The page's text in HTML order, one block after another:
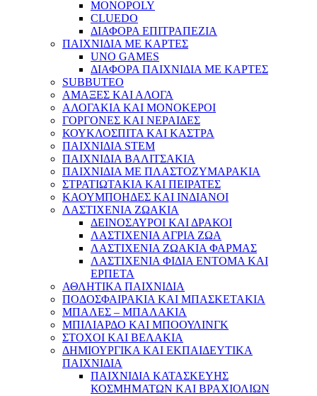
MONOPOLY
CLUEDO
ΔΙΑΦΟΡΑ ΕΠΙΤΡΑΠΕΖΙΑ
ΠΑΙΧΝΙΔΙΑ ΜΕ ΚΑΡΤΕΣ
UNO GAMES
ΔΙΑΦΟΡΑ ΠΑΙΧΝΙΔΙΑ ΜΕ ΚΑΡΤΕΣ
SUBBUTEO
ΑΜΑΞΕΣ ΚΑΙ ΑΛΟΓΑ
ΑΛΟΓΑΚΙΑ ΚΑΙ ΜΟΝΟΚΕΡΟΙ
ΓΟΡΓΟΝΕΣ ΚΑΙ ΝΕΡΑΙΔΕΣ
ΚΟΥΚΛΟΣΠΙΤΑ ΚΑΙ ΚΑΣΤΡΑ
ΠΑΙΧΝΙΔΙΑ STEM
ΠΑΙΧΝΙΔΙΑ ΒΑΛΙΤΣΑΚΙΑ
ΠΑΙΧΝΙΔΙΑ ΜΕ ΠΛΑΣΤΟΖΥΜΑΡΑΚΙΑ
ΣΤΡΑΤΙΩΤΑΚΙΑ ΚΑΙ ΠΕΙΡΑΤΕΣ
ΚΑΟΥΜΠΟΗΔΕΣ ΚΑΙ ΙΝΔΙΑΝΟΙ
ΛΑΣΤΙΧΕΝΙΑ ΖΩΑΚΙΑ
ΔΕΙΝΟΣΑΥΡΟΙ ΚΑΙ ΔΡΑΚΟΙ
ΛΑΣΤΙΧΕΝΙΑ ΑΓΡΙΑ ΖΩΑ
ΛΑΣΤΙΧΕΝΙΑ ΖΩΑΚΙΑ ΦΑΡΜΑΣ
ΛΑΣΤΙΧΕΝΙΑ ΦΙΔΙΑ ΕΝΤΟΜΑ ΚΑΙ
ΕΡΠΕΤΑ
ΑΘΛΗΤΙΚΑ ΠΑΙΧΝΙΔΙΑ
ΠΟΔΟΣΦΑΙΡΑΚΙΑ ΚΑΙ ΜΠΑΣΚΕΤΑΚΙΑ
ΜΠΑΛΕΣ – ΜΠΑΛΑΚΙΑ
ΜΠΙΛΙΑΡΔΟ ΚΑΙ ΜΠΟΟΥΛΙΝΓΚ
ΣΤΟΧΟΙ ΚΑΙ ΒΕΛΑΚΙΑ
ΔΗΜΙΟΥΡΓΙΚΑ ΚΑΙ ΕΚΠΑΙΔΕΥΤΙΚΑ
ΠΑΙΧΝΙΔΙΑ
ΠΑΙΧΝΙΔΙΑ ΚΑΤΑΣΚΕΥΗΣ
ΚΟΣΜΗΜΑΤΩΝ ΚΑΙ ΒΡΑΧΙΟΛΙΩΝ